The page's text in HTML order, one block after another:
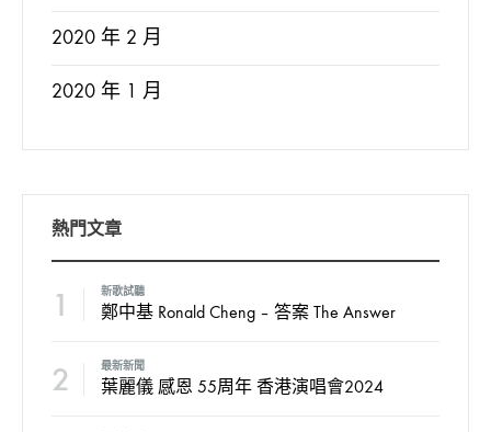
2020 年 2 月
2020 年 1 月
熱門文章
1 新歌試聽
鄭中基 Ronald Cheng – 答案 The Answer
2 最新新聞
葉麗儀 感恩 55周年 香港演唱會2024